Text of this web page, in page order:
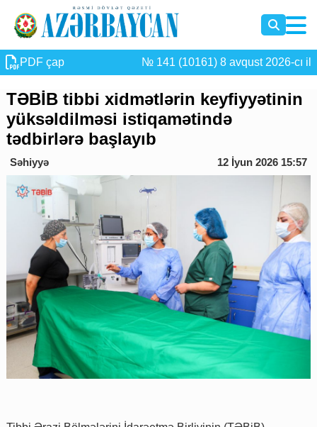
PDF çap № 141 (10161) 8 avqust 2026-cı il
TƏBİB tibbi xidmətlərin keyfiyyətinin
yüksəldilməsi istiqamətində
tədbirlərə başlayıb
Səhiyyə 12 İyun 2026 15:57